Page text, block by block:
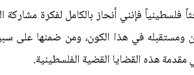
فلسطينياً فإنني أنحاز بالكامل لفكرة مشاركة
ومستقبله في هذا الكون، ومن ضمنها على سبيل
هذه القضايا القضية الفلسطينية.